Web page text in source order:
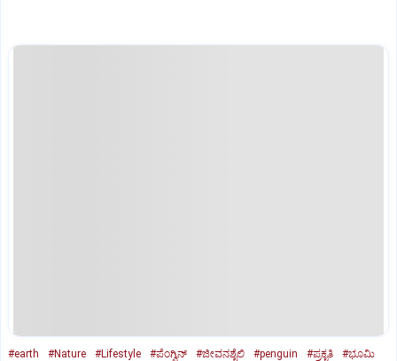
#earth #Nature #Lifestyle #ಪೆಂಗ್ವಿನ್‌ #ಜೀವನಶೈಲಿ #penguin #ಪ್ರಕೃತಿ #ಭೂಮಿ